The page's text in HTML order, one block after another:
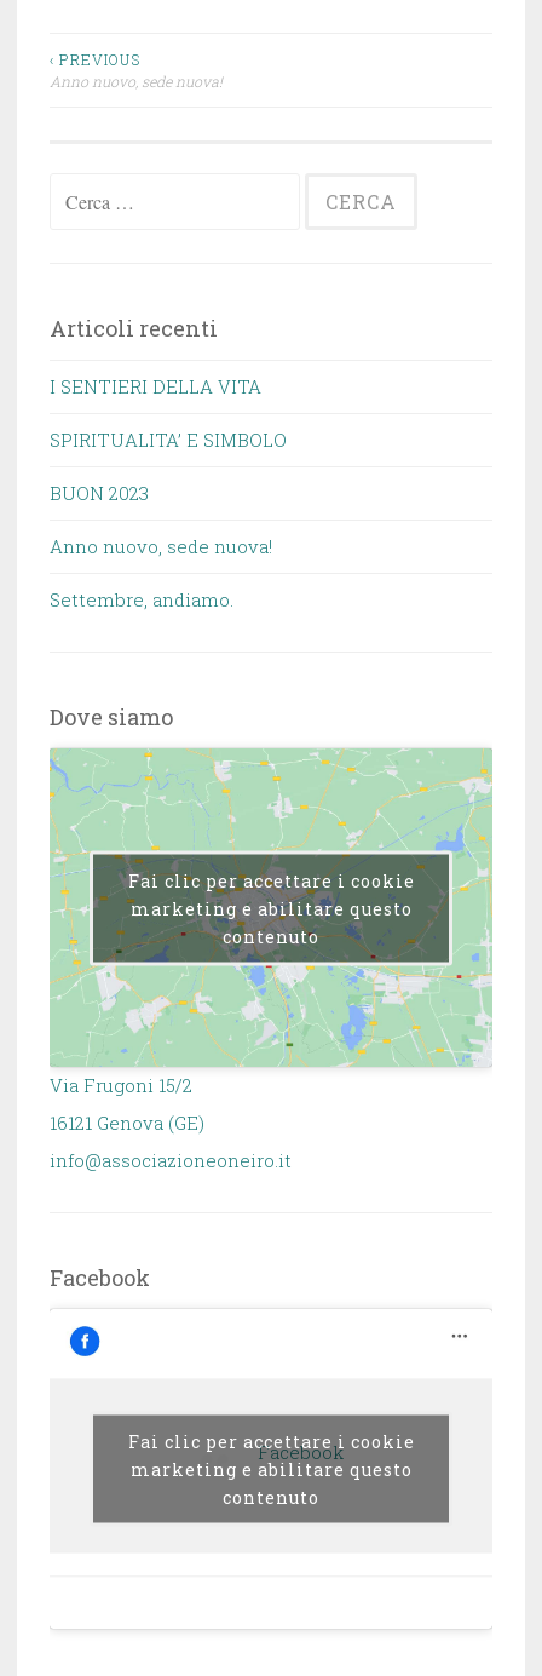
Navigazione
‹ PREVIOUS
Anno nuovo, sede nuova!
Ricerca
Articoli recenti
I SENTIERI DELLA VITA
SPIRITUALITA’ E SIMBOLO
BUON 2023
Anno nuovo, sede nuova!
Settembre, andiamo.
Dove siamo
Fai clic per accettare i cookie
marketing e abilitare questo
contenuto
Via Frugoni 15/2
16121 Genova (GE)
info@associazioneoneiro.it
Facebook
Facebook
Fai clic per accettare i cookie
marketing e abilitare questo
contenuto